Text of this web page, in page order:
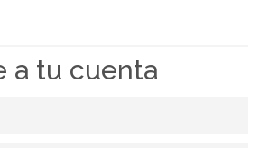
a tu cuenta